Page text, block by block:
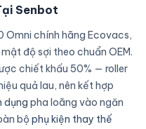
Senbot
Omni chính hãng Ecovacs,
độ sợi theo chuẩn OEM.
chiết khấu 50% — roller
quả lau, nên kết hợp
dụng pha loãng vào ngăn
bộphụ kiện thay thế